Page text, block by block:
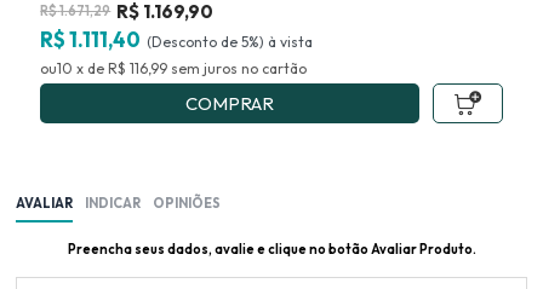
R$1.671,29 R$ 1.169,90
R$ 1.111,40 (Desconto de 5%)
10 x de R$ 116,99 sem juros no
COMPRAR
AVALIAR INDICAR OPINIÕES
Preencha seus dados, avalie e clique no botão Avaliar Produto.